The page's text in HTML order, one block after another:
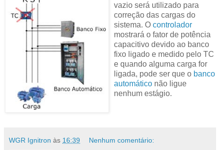
vazio será utilizado para
correção das cargas do
sistema. O controlador
mostrará o fator de potência
capacitivo devido ao banco
fixo ligado e medido pelo TC
e quando alguma carga for
ligada, pode ser que o banco
automático não ligue
nenhum estágio.
WGR Ignitron às 16:39 Nenhum comentário: